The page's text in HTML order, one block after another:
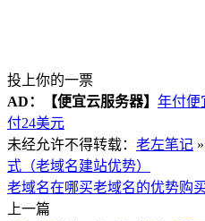
投上你的一票
AD：
【便宜云服务器】 年付便
付24美元
未经允许不得转载： 老左笔记 »
式（老域名建站优势）
老域名在哪买老域名的优势购
上一篇